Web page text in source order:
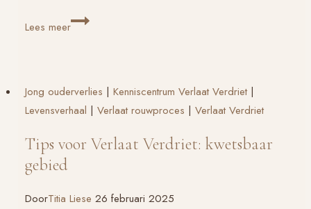
Lees meerTeruggaan
kunnen,
symposium
hulpverleners
Jong ouderverlies | Kenniscentrum Verlaat Verdriet |
Levensverhaal | Verlaat rouwproces | Verlaat Verdriet
Tips voor Verlaat Verdriet: kwetsbaar
gebied
DoorTitia Liese 26 februari 2025